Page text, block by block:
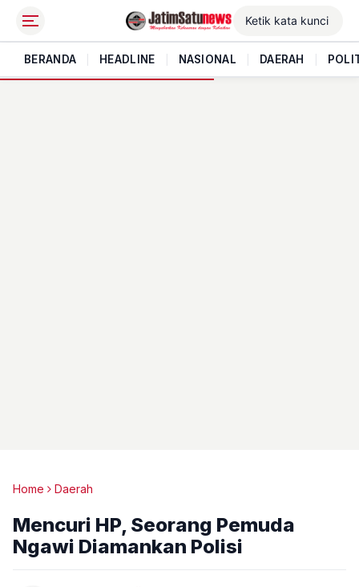
BERANDA HEADLINE NASIONAL DAERAH
Home Daerah
Mencuri HP, Seorang Pemuda
Ngawi Diamankan Polisi